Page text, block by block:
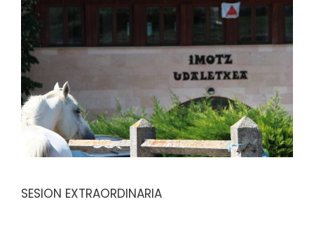
SESION EXTRAORDINARIA